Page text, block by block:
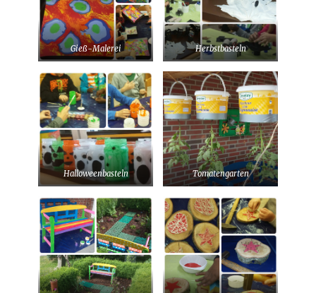
Gieß-Malerei Herbstbasteln
Halloweenbasteln Tomatengarten